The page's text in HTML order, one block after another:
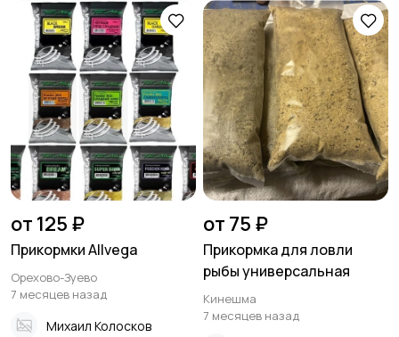
от 125 ₽
Прикормки Allvega
Орехово-Зуево
7 месяцев назад
Михаил Колосков
от 75 ₽
Прикормка для ловли
рыбы универсальная
Кинешма
7 месяцев назад